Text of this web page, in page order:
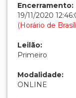
Encerramento:
19/11/2020
(Horário de
Leilão:
Primeiro
Modalidade:
ONLINE